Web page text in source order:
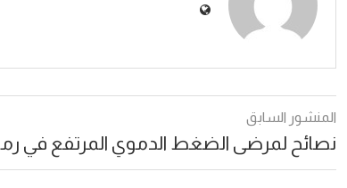
المنشور السابق
نصائح لمرضى الضغط الدموي المرتفع في